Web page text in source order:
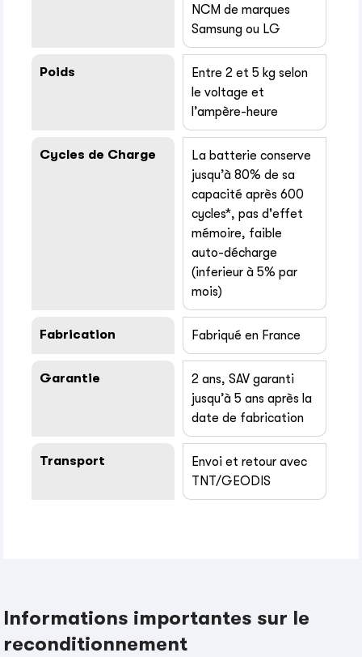
NCM de marques
Samsung ou LG
Poids
Entre 2 et 5 kg selon
le voltage et
l’ampère-heure
Cycles de Charge
La batterie conserve
jusqu’à 80% de sa
capacité après 600
cycles*, pas d'effet
mémoire, faible
auto-décharge
(inferieur à 5% par
mois)
Fabrication Fabriqué en France
Garantie
2 ans, SAV garanti
jusqu’à 5 ans après la
date de fabrication
Transport
Envoi et retour avec
TNT/GEODIS
Informations importantes sur le
reconditionnement